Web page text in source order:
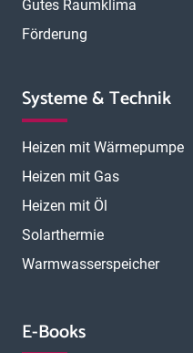
Gutes Raumklima
Förderung
Systeme & Technik
Heizen mit Wärmepumpe
Heizen mit Gas
Heizen mit Öl
Solarthermie
Warmwasserspeicher
E-Books